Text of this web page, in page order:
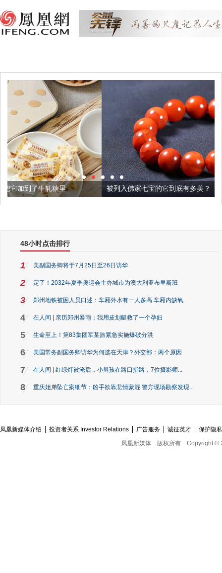
被列入佛家七宝的它到底有多美？
48小时点击排行
1 美副国务卿将于7月25日至26日访华
2 定了！2032年夏季奥运会主办城市为澳大利亚布里斯班
3 郑州地铁被困人员口述：车厢外水有一人多高 车厢内缺氧
4 在人间 | 亲历郑州暴雨：我用皮划艇救了一个孕妇
5 生命至上！第83集团军某旅紧急实施爆破分洪
6 美国常务副国务卿访华为何选在天津？外交部：两个原因
7 在人间 | 红绿灯被淹后，小男孩在路口指路，7位摄影师...
8 重庆姐弟坠亡案细节：凶手欲靠悲情蒙混 警方现场勘察发现...
凤凰新媒体介绍 投资者关系 Investor Relations 广告服务 诚征英才
保护隐
凤凰新媒体
版权所有 Copyright ©